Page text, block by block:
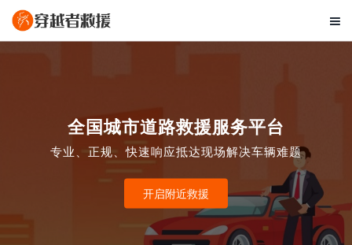

全国城市道路救援服务平台
专业、正规、快速响应抵达现场解决车辆难题
开启附近救援